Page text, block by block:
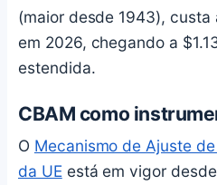
(maior desde 1943),
em 2026, chegando a
estendida.
CBAM como
O Mecanismo de Ajuste
da UE está em vigor